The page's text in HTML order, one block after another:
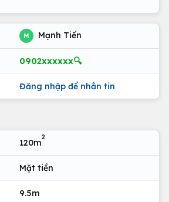
M Mạnh Tiến
0902xxxxxx🔍
Đăng nhập để nhắn tin
120m
2
Mặt tiền
9.5m